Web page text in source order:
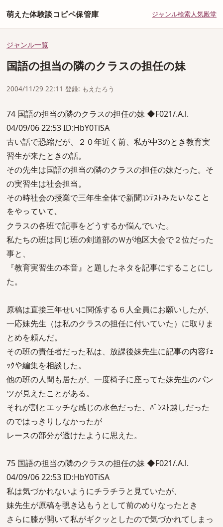
萌えた体験談コピペ保管庫 ジャンル検索人気殿堂
ジャンル一覧
国語の担当の隣のクラスの担任の妹
2004/11/29 22:11 登録: もえたろう
74 国語の担当の隣のクラスの担任の妹 ◆F021/.A.l.
04/09/06 22:53 ID:HbY0TiSA
古い話で恐縮だが、２０年近く前、私が中3のとき教育実
習生が来たときの話。
その先生は国語の担当の隣のクラスの担任の妹だった。そ
の実習生は社会担当。
その時社会の授業で三年生全体で新聞ｺﾝﾃｽﾄみたいなこと
をやっていて、
クラスの各班で記事をどうするか悩んでいた。
私たちの班は同じ班の剣道部のＷが地区大会で２位だった
事と、
『教育実習生の本音』と題したネタを記事にすることにし
た。
原稿は直接三年せいに関係する６人全員にお願いしたが、
一応妹先生（は私のクラスの担任に付いていた）に取りま
とめを頼んだ。
その班の責任者だった私は、放課後妹先生に記事の内容ﾁｪ
ｯｸや編集を相談した。
他の班の人間も居たが、一度椅子に座ってた妹先生のパン
ツが見えたことがある。
それが割とエッチな感じの水色だった、ﾊﾟﾝｽﾄ越しだった
のではっきりしなかったが
レースの部分が透けたように思えた。
75 国語の担当の隣のクラスの担任の妹 ◆F021/.A.l.
04/09/06 22:53 ID:HbY0TiSA
私は気づかれないようにチラチラと見ていたが、
妹先生が原稿を覗き込もうとして前のめりなったとき
さらに膝が開いて私がギクッとしたので気づかれてしまっ